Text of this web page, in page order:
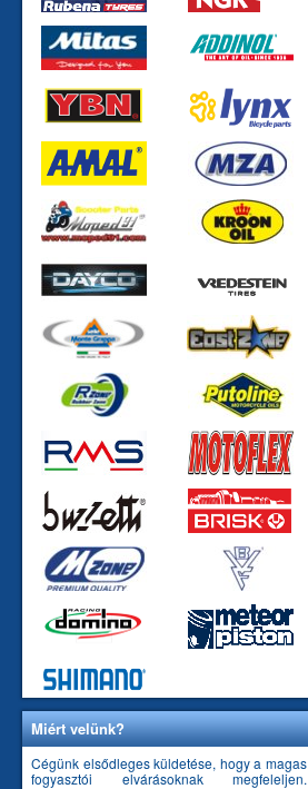
Miért velünk?
Cégünk elsődleges küldetése, hogy a magas
fogyasztói elvárásoknak megfeleljen.